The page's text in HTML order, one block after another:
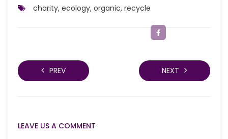
charity, ecology, organic, recycle
PREV NEXT
LEAVE US A COMMENT